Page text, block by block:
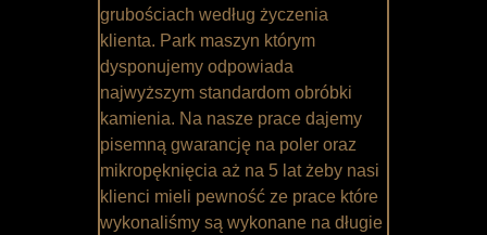
grubościach według życzenia
klienta. Park maszyn którym
dysponujemy odpowiada
najwyższym standardom obróbki
kamienia. Na nasze prace dajemy
pisemną gwarancję na poler oraz
mikropęknięcia aż na 5 lat żeby nasi
klienci mieli pewność ze prace które
wykonaliśmy są wykonane na długie